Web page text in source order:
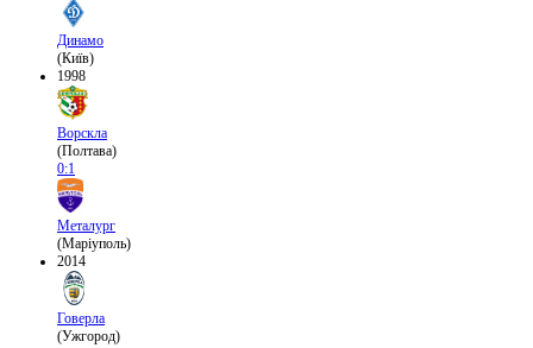
Динамо
(Київ)
1998
Ворскла
(Полтава)
0:1
Металург
(Маріуполь)
2014
Говерла
(Ужгород)